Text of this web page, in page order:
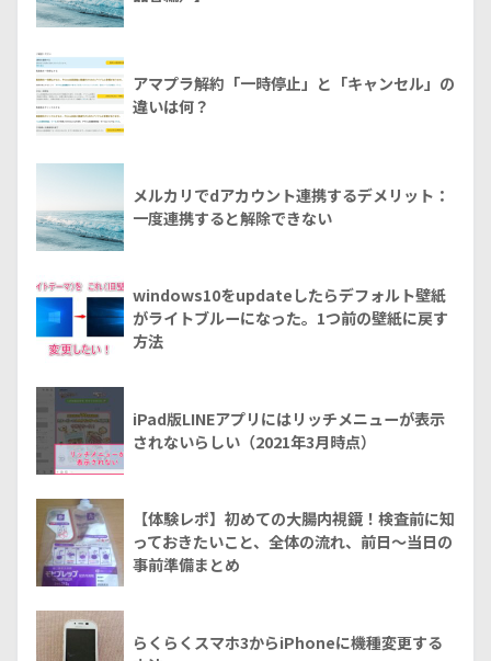
アマプラ解約「一時停止」と「キャンセル」の
違いは何？
メルカリでdアカウント連携するデメリット：
一度連携すると解除できない
windows10をupdateしたらデフォルト壁紙
がライトブルーになった。1つ前の壁紙に戻す
方法
iPad版LINEアプリにはリッチメニューが表示
されないらしい（2021年3月時点）
【体験レポ】初めての大腸内視鏡！検査前に知
っておきたいこと、全体の流れ、前日～当日の
事前準備まとめ
らくらくスマホ3からiPhoneに機種変更する